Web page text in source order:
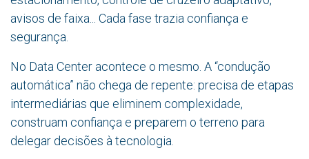
avisos de faixa... Cada fase trazia confiança e
segurança.
No Data Center acontece o mesmo. A “condução
automática” não chega de repente: precisa de etapas
intermediárias que eliminem complexidade,
construam confiança e preparem o terreno para
delegar decisões à tecnologia.